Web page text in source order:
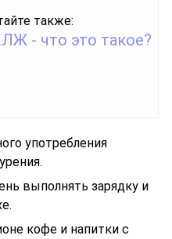
также:
- что это такое?
употребления
выполнять зарядку и
кофе и напитки с